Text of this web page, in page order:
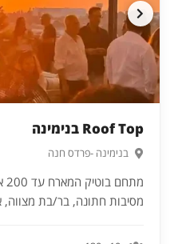
Roof Top בנימינה
בנימינה -פרדס חנה
מסיבות חתונה, בר/בת מצווה,